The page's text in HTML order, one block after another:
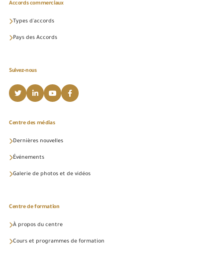
Accords commerciaux
Types d'accords
Pays des Accords
Suivez-nous
Centre des médias
Dernières nouvelles
Événements
Galerie de photos et de vidéos
Centre de formation
À propos du centre
Cours et programmes de formation